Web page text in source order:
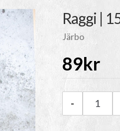
Raggi |
Järbo
89kr
Järbo
-